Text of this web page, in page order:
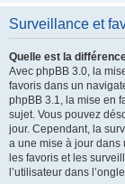
Surveillance et
Quelle est la
Avec phpBB 3.0, la
favoris dans un
phpBB 3.1, la mise en
sujet. Vous pouvez
jour. Cependant, la
a une mise à jour dans
les favoris et les
l’utilisateur dans